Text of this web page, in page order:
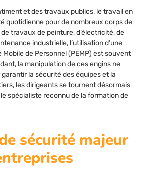
et des travaux publics, le travail en
quotidienne pour de nombreux corps de
de travaux de peinture, d’électricité, de
industrielle, l’utilisation d’une
de Personnel (PEMP) est souvent
la manipulation de ces engins ne
garantir la sécurité des équipes et la
les dirigeants se tournent désormais
le spécialiste reconnu de la formation de
sécurité majeur